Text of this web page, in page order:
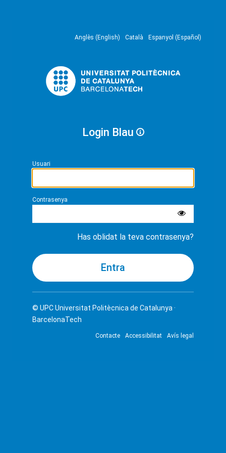
Anglès (English) Català Espanyol (Español)
Login Blau
Usuari
Contrasenya
Has oblidat la teva contrasenya?
© UPCUniversitat Politècnica de Catalunya ·
BarcelonaTech
Contacte Accessibilitat Avís legal